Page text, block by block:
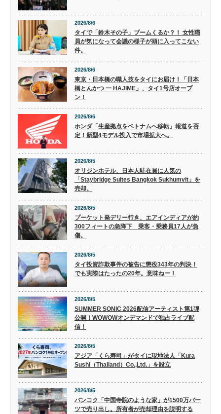
2026/8/6
タイで「鈴木その子」ブームくるか？！ 女性職
員が気になって会議の様子が頭に入ってこない
件。
2026/8/6
東京・日本橋の職人技をタイにお届け！「日本
橋とんかつ 一 HAJIME」、タイ1号店オープ
ン！
2026/8/6
ホンダ「生産拠点をベトナムへ移転」報道を否
定！新型4モデル投入で市場拡大へ。
2026/8/5
オリジンホテル、日本人駐在員に人気の
「Staybridge Suites Bangkok Sukhumvit」を
売却。
2026/8/5
プーケット発デリー行き、エアインディアが約
300フィートの急降下 乗客・乗務員17人が負
傷。
2026/8/5
タイ投資詐欺事件の被告に懲役343年の判決！
でも実際はたったの20年。意味ねー！
2026/8/5
SUMMER SONIC 2026配信アーティスト第1弾
公開！WOWOWオンデマンドで独占ライブ配
信！
2026/8/5
アジア「くら寿司」がタイに現地法人「Kura
Sushi（Thailand）Co.,Ltd.」を設立
2026/8/5
バンコク「中国寺院のような家」が1500万バー
ツで売り出し。所有者が売却理由を説明する